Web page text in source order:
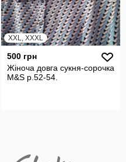
XXL, XXXL
500 грн
Жіноча довга сукня-сорочка
M&S р.52-54.